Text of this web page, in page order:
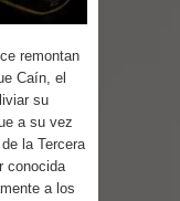
remontan
Caín, el
su
a su vez
la Tercera
conocida
a los